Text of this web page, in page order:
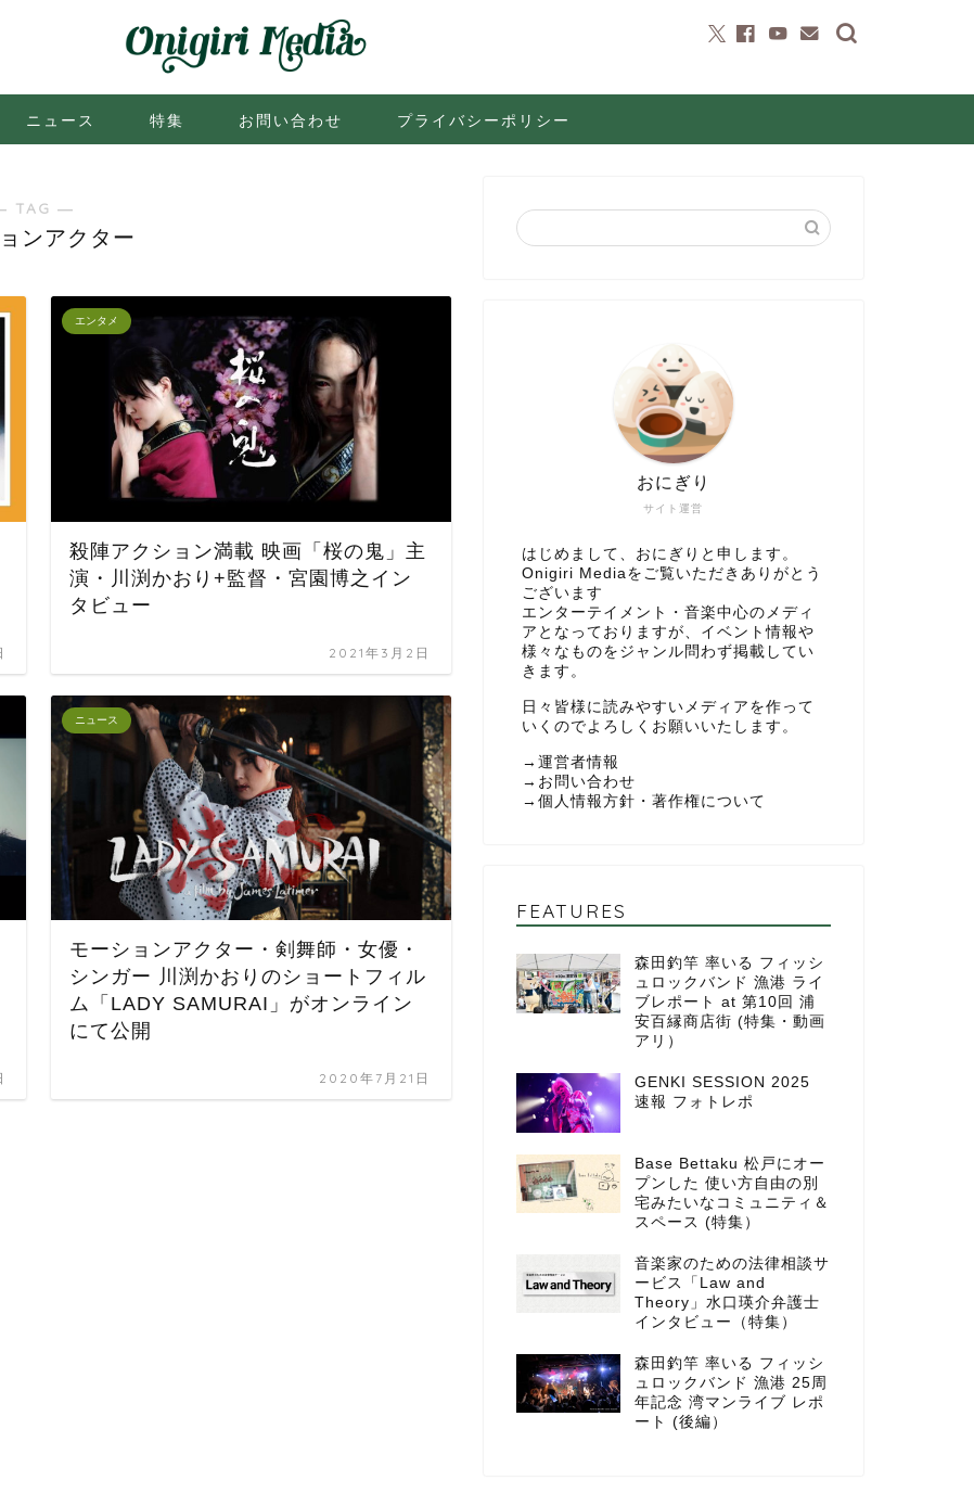
ニュース 特集 お問い合わせ プライバシーポリシー
TAG ―
ンアクター
エンタメ
殺陣アクション満載 映画「桜の鬼」主
演・川渕かおり+監督・宮園博之イン
タビュー
2021年3月2日
ニュース
モーションアクター・剣舞師・女優・
シンガー 川渕かおりのショートフィル
ム「LADY SAMURAI」がオンライン
にて公開
2020年7月21日
サイト運営
おにぎり
はじめまして、おにぎりと申します。
Onigiri Mediaをご覧いただきありがとう
ございます
エンターテイメント・音楽中心のメディ
アとなっておりますが、イベント情報や
様々なものをジャンル問わず掲載してい
きます。
日々皆様に読みやすいメディアを作って
いくのでよろしくお願いいたします。
→ 運営者情報
→ お問い合わせ
→ 個人情報方針・著作権について
FEATURES
森田釣竿 率いる フィッシ
ュロックバンド 漁港 ライ
ブレポート at 第10回 浦
安百縁商店街 (特集・動画
アリ）
GENKI SESSION 2025
速報 フォトレポ
Base Bettaku 松戸にオー
プンした 使い方自由の別
宅みたいなコミュニティ＆
スペース (特集）
音楽家のための法律相談サ
ービス「Law and
Theory」水口瑛介弁護士
インタビュー（特集）
森田釣竿 率いる フィッシ
ュロックバンド 漁港 25周
年記念 湾マンライブ レポ
ート (後編）